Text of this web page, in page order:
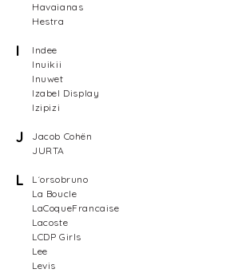
Havaianas
Hestra
I
Indee
Inuikii
Inuwet
Izabel Display
Izipizi
J
Jacob Cohën
JURTA
L
L´orsobruno
La Boucle
LaCoqueFrancaise
Lacoste
LCDP Girls
Lee
Levis